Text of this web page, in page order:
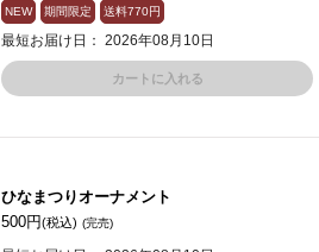
NEW 期間限定 送料770円
最短お届け日： 2026年08月10日
カートに入れる
ひなまつりオーナメント
500円(税込) (完売)